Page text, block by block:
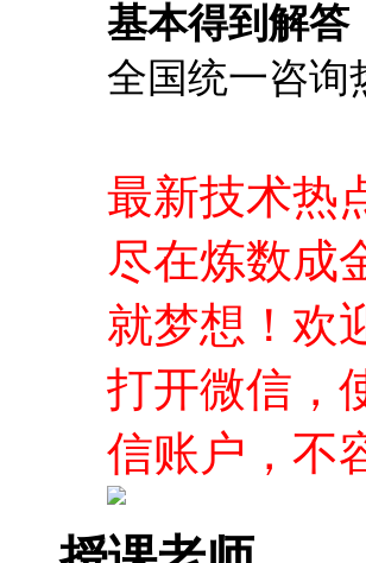
尽在炼数成
就梦想！欢
信账户，不
授课老师
邹苏玉